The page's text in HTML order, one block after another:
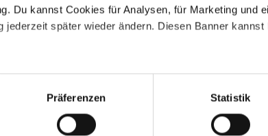
Du kannst Cookies für Analysen, für Marketing und
jederzeit später wieder ändern. Diesen Banner
Präferenzen Statistik
nun Vertreter_innen lokaler und nationaler
für Luis Alberto González López. Am
Barrancabermeja die Nationale Schutzeinheit
Sicherheitsrisiko. Daraufhin verstärkte die UNP
López ein_e Leibwächter_in und ein
des Bürgermeisters von Barrancabermeja mit
zu besprechen. Außerdem trafen sich
Innenminister und weiteren Staatsvertreter_innen,